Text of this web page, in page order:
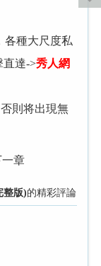
各種大尺度私
直達->秀人網
則将出現無
一章
整版)的精彩評論